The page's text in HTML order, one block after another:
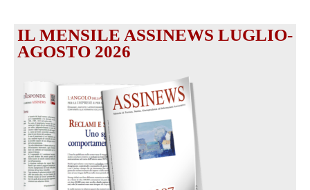
IL MENSILE ASSINEWS LUGLIO-
AGOSTO 2026